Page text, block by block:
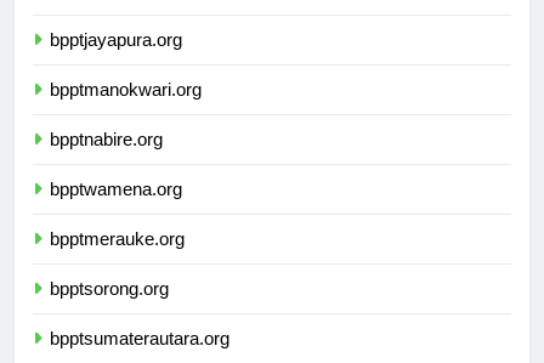
bpptjayapura.org
bpptmanokwari.org
bpptnabire.org
bpptwamena.org
bpptmerauke.org
bpptsorong.org
bpptsumaterautara.org